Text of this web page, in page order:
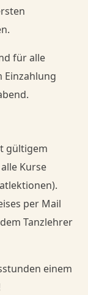
für alle
Einzahlung
gültigem
Kurse
per Mail
Tanzlehrer
einem